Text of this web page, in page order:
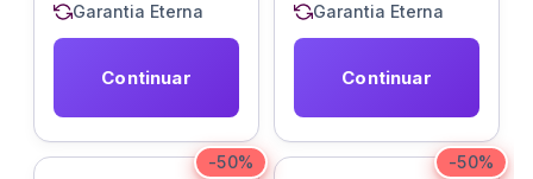
Garantia Eterna
Continuar
Garantia Eterna
Continuar
-50% -50%